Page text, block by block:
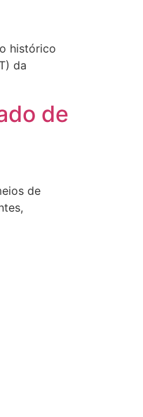
histórico
da
de
de